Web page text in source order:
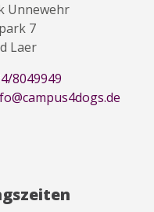
Unnewehr
7
Laer
8049949